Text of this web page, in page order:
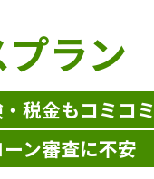
プラン
税金もコミコミ
ーン審査に不安